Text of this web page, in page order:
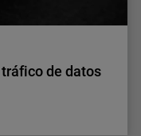
de datos